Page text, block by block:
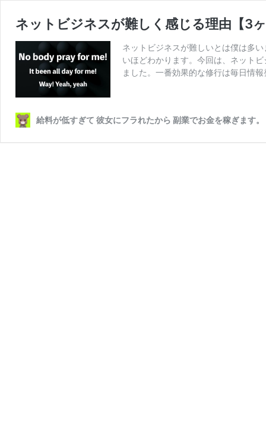
ネットビジネスが難しく感じる理由【3
ネットビジネスが難しいとは僕は多
いほどわかります。今回は、ネット
ました。一番効果的な修行は毎日情
給料が低すぎて 彼女にフラれたから 副業でお金を稼ぎます。